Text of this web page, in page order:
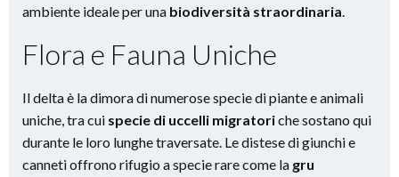
ambiente ideale per una biodiversità straordinaria.
Flora e Fauna Uniche
Il delta è la dimora di numerose specie di piante e animali
uniche, tra cui specie di uccelli migratoriche sostano qui
durante le loro lunghe traversate. Le distese di giunchi e
canneti offrono rifugio a specie rare come la gru